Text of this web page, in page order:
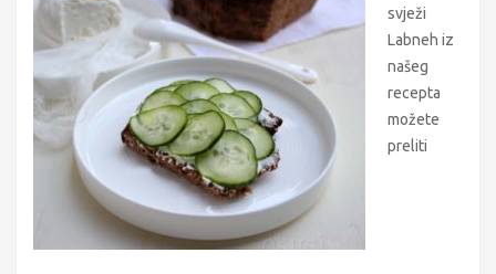
svježi
Labneh iz
našeg
recepta
možete
preliti